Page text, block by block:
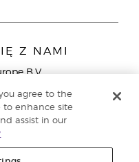
Z NAMI
B.V.
siedziba
3935 9000
agree to the
to enhance site
assist in our